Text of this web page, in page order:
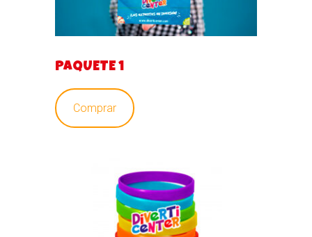
PAQUETE 1
Comprar